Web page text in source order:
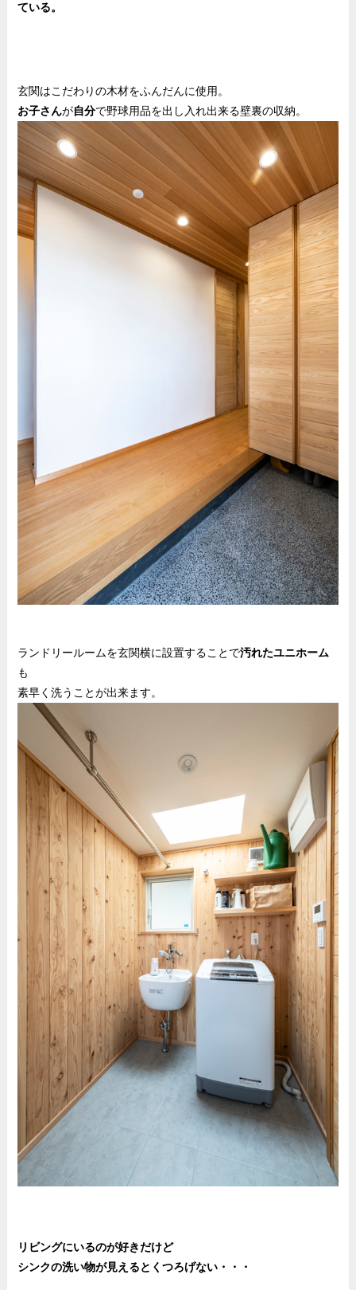
ている。
玄関はこだわりの木材をふんだんに使用。
お子さんが自分で野球用品を出し入れ出来る壁裏の収納。
ランドリールームを玄関横に設置することで汚れたユニホーム
も
素早く洗うことが出来ます。
リビングにいるのが好きだけど
シンクの洗い物が見えるとくつろげない・・・